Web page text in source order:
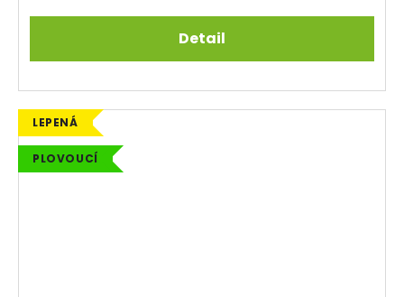
Detail
LEPENÁ
PLOVOUCÍ